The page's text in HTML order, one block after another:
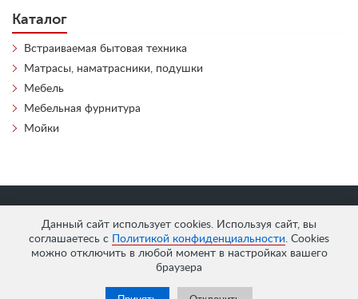
Данный сайт использует cookies. Используя сайт, вы
соглашаетесь с
Политикой конфиденциальности. Cookies
можно отключить в любой момент в настройках вашего
браузера
Каталог
Встраиваемая бытовая техника
Матрасы, наматрасники, подушки
Мебель
Мебельная фурнитура
Мойки